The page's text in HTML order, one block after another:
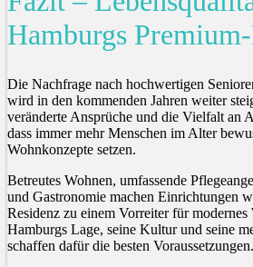
Hamburgs
Die Nachfrage nach hochwertigen
wird in den kommenden Jahren weiter
veränderte Ansprüche und die Vielfalt an
dass immer mehr Menschen im Alter
Wohnkonzepte setzen.
Betreutes Wohnen, umfassende
und Gastronomie machen Einrichtungen
Residenz zu einem Vorreiter für
Hamburgs Lage, seine Kultur und seine
schaffen dafür die besten Voraussetzungen.